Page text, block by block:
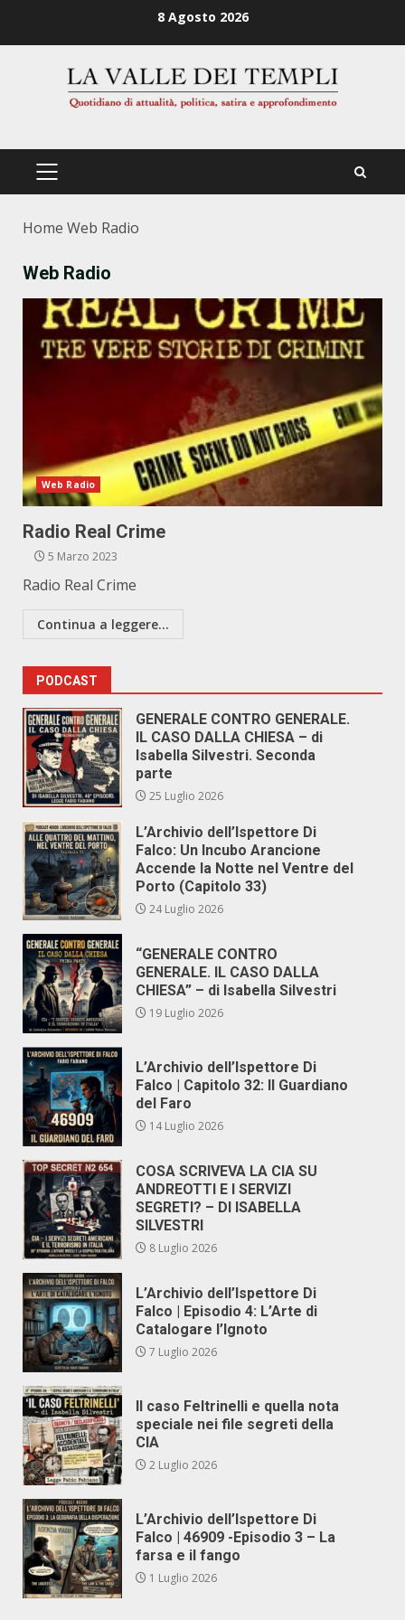
8 Agosto 2026
PRIMÄRES
Home Web Radio
Web Radio
Web Radio
Radio Real Crime
5 Marzo 2023
Radio Real Crime
Continua a leggere...
PODCAST
GENERALE CONTRO GENERALE.
IL CASO DALLA CHIESA – di
Isabella Silvestri. Seconda
parte
25 Luglio 2026
L’Archivio dell’Ispettore Di
Falco: Un Incubo Arancione
Accende la Notte nel Ventre del
Porto (Capitolo 33)
24 Luglio 2026
“GENERALE CONTRO
GENERALE. IL CASO DALLA
CHIESA” – di Isabella Silvestri
19 Luglio 2026
L’Archivio dell’Ispettore Di
Falco | Capitolo 32: Il Guardiano
del Faro
14 Luglio 2026
COSA SCRIVEVA LA CIA SU
ANDREOTTI E I SERVIZI
SEGRETI? – DI ISABELLA
SILVESTRI
8 Luglio 2026
L’Archivio dell’Ispettore Di
Falco | Episodio 4: L’Arte di
Catalogare l’Ignoto
7 Luglio 2026
Il caso Feltrinelli e quella nota
speciale nei file segreti della
CIA
2 Luglio 2026
L’Archivio dell’Ispettore Di
Falco | 46909 -Episodio 3 – La
farsa e il fango
1 Luglio 2026